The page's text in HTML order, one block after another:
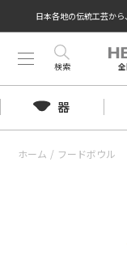
日本各地の伝統工芸か
検索
器
ホーム / フードボウル